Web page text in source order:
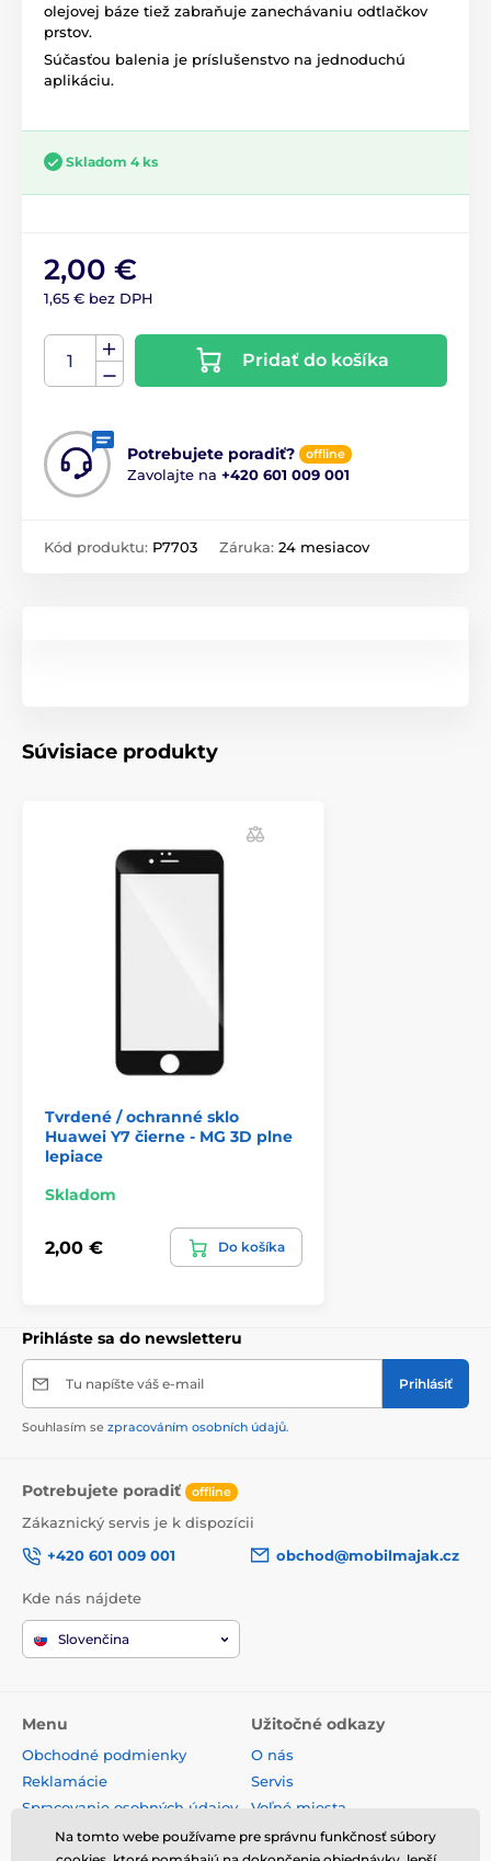
olejovej báze tiež zabraňuje zanechávaniu odtlačkov
prstov.
Súčasťou balenia je príslušenstvo na jednoduchú
aplikáciu.
Skladom 4 ks
2,00 €
1,65 € bez DPH
Pridať do košíka
Potrebujete poradiť? offline
Zavolajte na +420 601 009 001
Kód produktu: P7703 Záruka: 24 mesiacov
Súvisiace produkty
Tvrdené / ochranné sklo
Huawei Y7 čierne - MG 3D plne
lepiace
Skladom
2,00 € Do košíka
Prihláste sa do newsletteru
Tu napíšte váš e-mail Prihlásiť
Souhlasím se zpracováním osobních údajů.
Potrebujete poradiť offline
Zákaznický servis je k dispozícii
+420 601 009 001
obchod@mobilmajak.cz
Kde nás nájdete
Slovenčina
Menu
Obchodné podmienky
Reklamácie
Spracovanie osobných údajov
Doprava a platba
Užitočné odkazy
O nás
Servis
Voľné miesta
Kontakt
Na tomto webe používame pre správnu funkčnosť súbory